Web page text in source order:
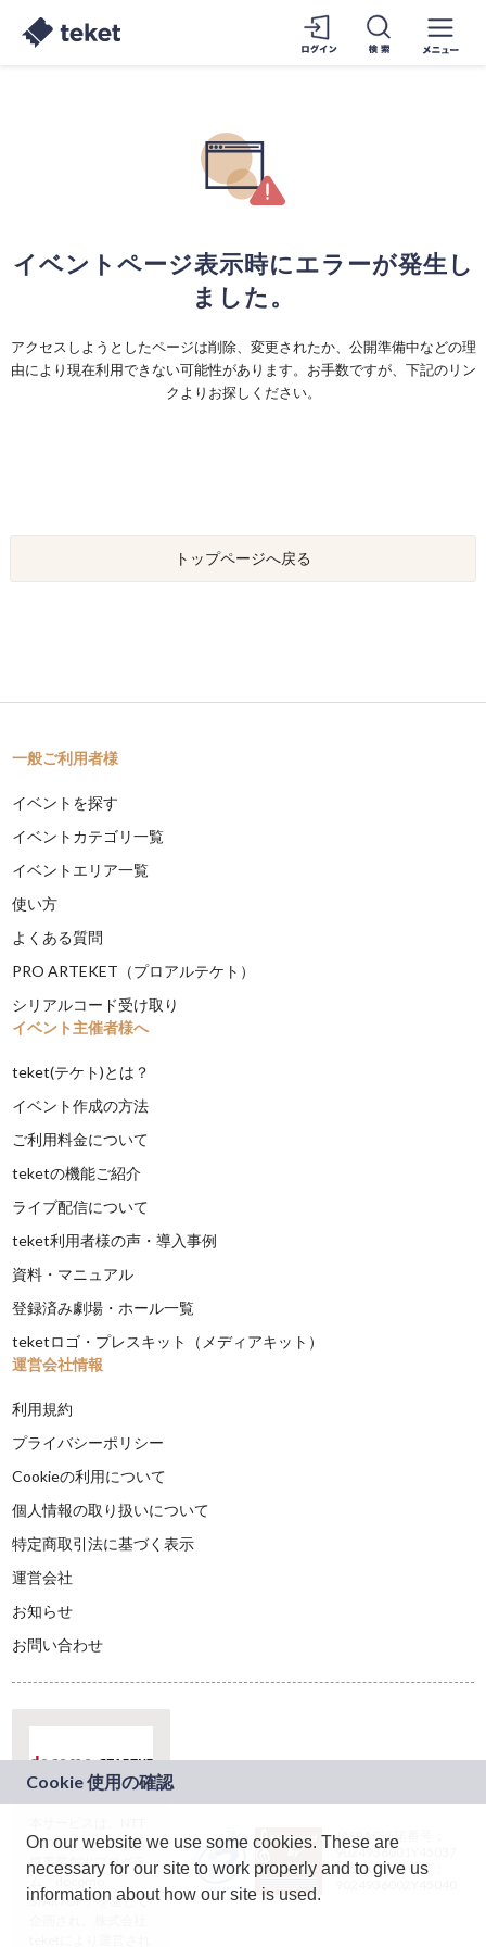
イベントページ表示時にエラーが発生し
ました。
アクセスしようとしたページは削除、変更されたか、公開準備中などの理
由により現在利用できない可能性があります。お手数ですが、下記のリン
クよりお探しください。
トップページへ戻る
一般ご利用者様
イベントを探す
イベントカテゴリ一覧
イベントエリア一覧
使い方
よくある質問
PRO ARTEKET（プロアルテケト）
シリアルコード受け取り
イベント主催者様へ
teket(テケト)とは？
イベント作成の方法
ご利用料金について
teketの機能ご紹介
ライブ配信について
teket利用者様の声・導入事例
資料・マニュアル
登録済み劇場・ホール一覧
teketロゴ・プレスキット（メディアキット）
運営会社情報
利用規約
プライバシーポリシー
Cookieの利用について
個人情報の取り扱いについて
特定商取引法に基づく表示
運営会社
お知らせ
お問い合わせ
ドコモグループの新
規事業創出プログラ
ム「docomo
STARTUP」を通じて
JASRAC許諾番号：
9024936001Y45037
JASRAC許諾番号：
On our website we use some cookies. These are
necessary for our site to work properly and to give us
information about how our site is used.